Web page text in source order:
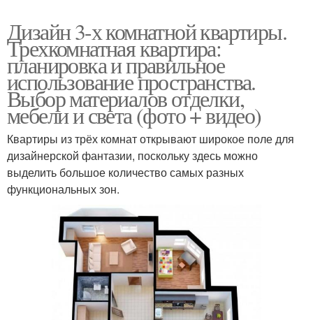
Дизайн 3-х комнатной квартиры.
Трехкомнатная квартира:
планировка и правильное
использование пространства.
Выбор материалов отделки,
мебели и света (фото + видео)
Квартиры из трёх комнат открывают широкое поле для
дизайнерской фантазии, поскольку здесь можно
выделить большое количество самых разных
функциональных зон.